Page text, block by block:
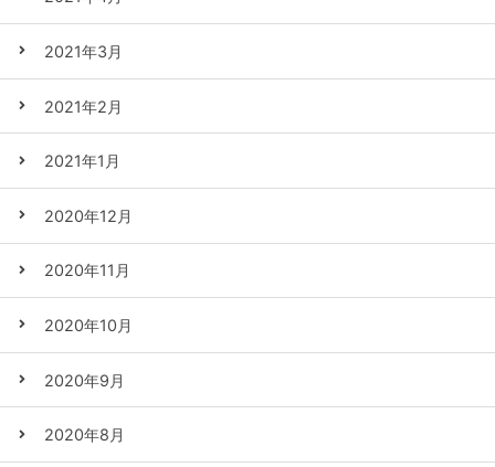
2021年3月
2021年2月
2021年1月
2020年12月
2020年11月
2020年10月
2020年9月
2020年8月